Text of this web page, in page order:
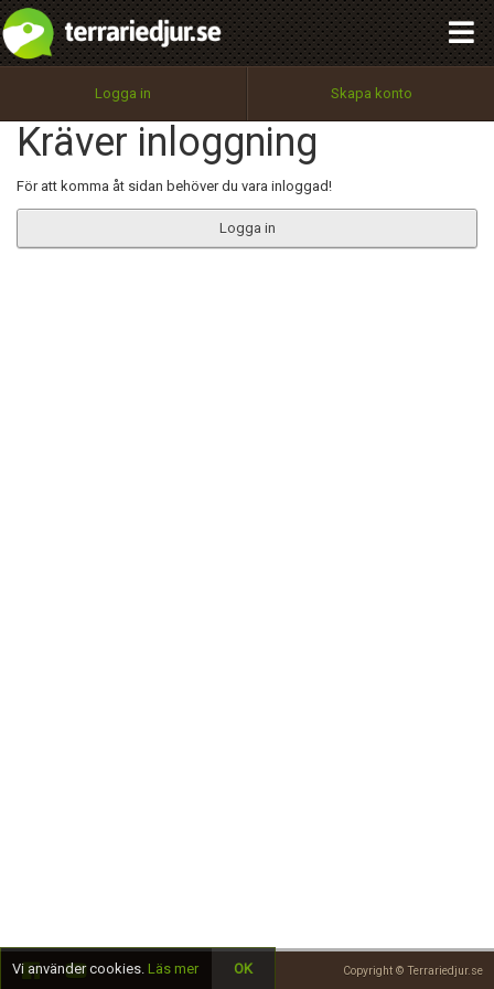
Logga in Skapa konto
Kräver inloggning
För att komma åt sidan behöver du vara inloggad!
Logga in
Copyright © Terrariedjur.se
Utför
100%
OK
integritetspolicy
Namn:
Epost:
Begär nytt lösenord
Tillbaka till förstasidan
Vi använder cookies. Läs mer OK